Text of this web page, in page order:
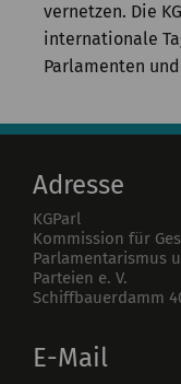
vernetzen. Die
internationale
Parlamenten
Adresse
KGParl
Kommission für
Parlamentarismus
Parteien e. V.
Schiffbauerdamm
E-Mail